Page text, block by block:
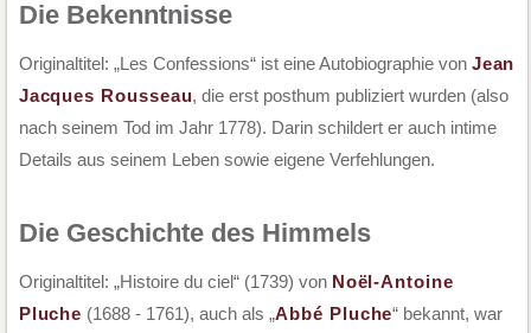
Die Bekenntnisse
Originaltitel: „Les Confessions“ ist eine Autobiographie von Jean
Jacques Rousseau, die erst posthum publiziert wurden (also
nach seinem Tod im Jahr 1778). Darin schildert er auch intime
Details aus seinem Leben sowie eigene Verfehlungen.
Die Geschichte des Himmels
Originaltitel: „Histoire du ciel“ (1739) von Noël-Antoine
Pluche (1688 - 1761), auch als „Abbé Pluche“ bekannt, war